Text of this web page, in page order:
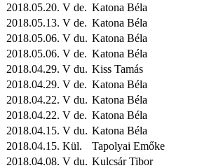
2018.05.20. V de. Katona Béla
2018.05.13. V de. Katona Béla
2018.05.06. V du. Katona Béla
2018.05.06. V de. Katona Béla
2018.04.29. V du. Kiss Tamás
2018.04.29. V de. Katona Béla
2018.04.22. V du. Katona Béla
2018.04.22. V de. Katona Béla
2018.04.15. V du. Katona Béla
2018.04.15. Kül. Tapolyai Emőke
2018.04.08. V du. Kulcsár Tibor